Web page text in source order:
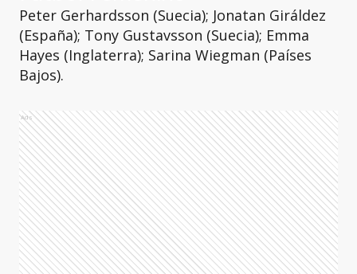
Peter Gerhardsson (Suecia); Jonatan Giráldez
(España); Tony Gustavsson (Suecia); Emma
Hayes (Inglaterra); Sarina Wiegman (Países
Bajos).
Ads